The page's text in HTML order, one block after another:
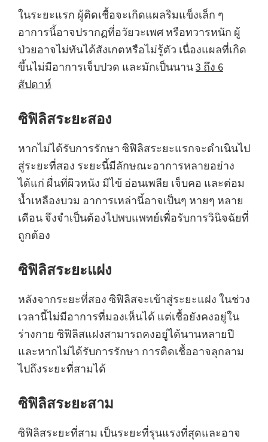
ในระยะแรก ผู้ติดเชื้อจะเกิดแผลริมแข็งเล็ก ๆ
อาการนี้อาจปรากฏที่อวัยวะเพศ หรือทวารหนัก ผู้
ป่วยอาจไม่ทันได้สังเกตหรือไม่รู้ตัว เนื่องแผลที่เกิด
ขึ้นไม่มีอาการเจ็บปวด และมักเป็นนาน3 ถึง 6
สัปดาห์
ซิฟิลิสระยะสอง
หากไม่ได้รับการรักษา ซิฟิลิสระยะแรกจะดำเนินไป
สู่ระยะที่สอง ระยะนี้มีลักษณะอาการหลายอย่าง
ได้แก่ ผื่นที่ผิวหนัง มีไข้ อ่อนเพลีย เจ็บคอ และต่อม
น้ำเหลืองบวม อาการเหล่านี้อาจเป็นๆ หายๆ หลาย
เดือน จึงจำเป็นต้องไปพบแพทย์เพื่อรับการวินิจฉัยที่
ถูกต้อง
ซิฟิลิสระยะแฝง
หลังจากระยะที่สอง ซิฟิลิสจะเข้าสู่ระยะแฝง ในช่วง
เวลานี้ไม่มีอาการที่มองเห็นได้ แต่เชื้อยังคงอยู่ใน
ร่างกาย ซิฟิลิสแฝงสามารถคงอยู่ได้นานหลายปี
และหากไม่ได้รับการรักษา การติดเชื้ออาจลุกลาม
ไปถึงระยะที่สามได้
ซิฟิลิสระยะสาม
ซิฟิลิสระยะที่สาม เป็นระยะที่รุนแรงที่สุดและอาจ